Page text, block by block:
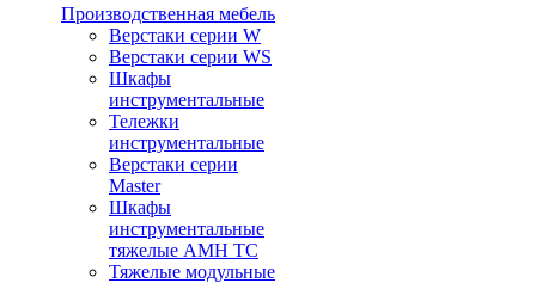
Производственная мебель
Верстаки серии W
Верстаки серии WS
Шкафы
инструментальные
Тележки
инструментальные
Верстаки серии
Master
Шкафы
инструментальные
тяжелые AMH TC
Тяжелые модульные